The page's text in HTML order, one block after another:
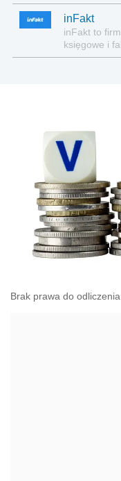
inFakt
inFakt to
księgowe i
Brak prawa do odliczenia